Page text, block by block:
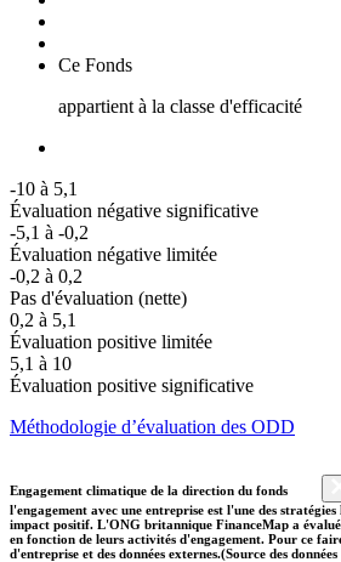
Ce Fonds
appartient à la classe d'efficacité
-10 à 5,1
Évaluation négative significative
-5,1 à -0,2
Évaluation négative limitée
-0,2 à 0,2
Pas d'évaluation (nette)
0,2 à 5,1
Évaluation positive limitée
5,1 à 10
Évaluation positive significative
Méthodologie d’évaluation des ODD
Engagement climatique de la direction du fonds
l'engagement avec une entreprise est l'une des
impact positif. L'ONG britannique FinanceMap a
en fonction de leurs activités d'engagement. Pour ce
d'entreprise et des données externes.(Source des